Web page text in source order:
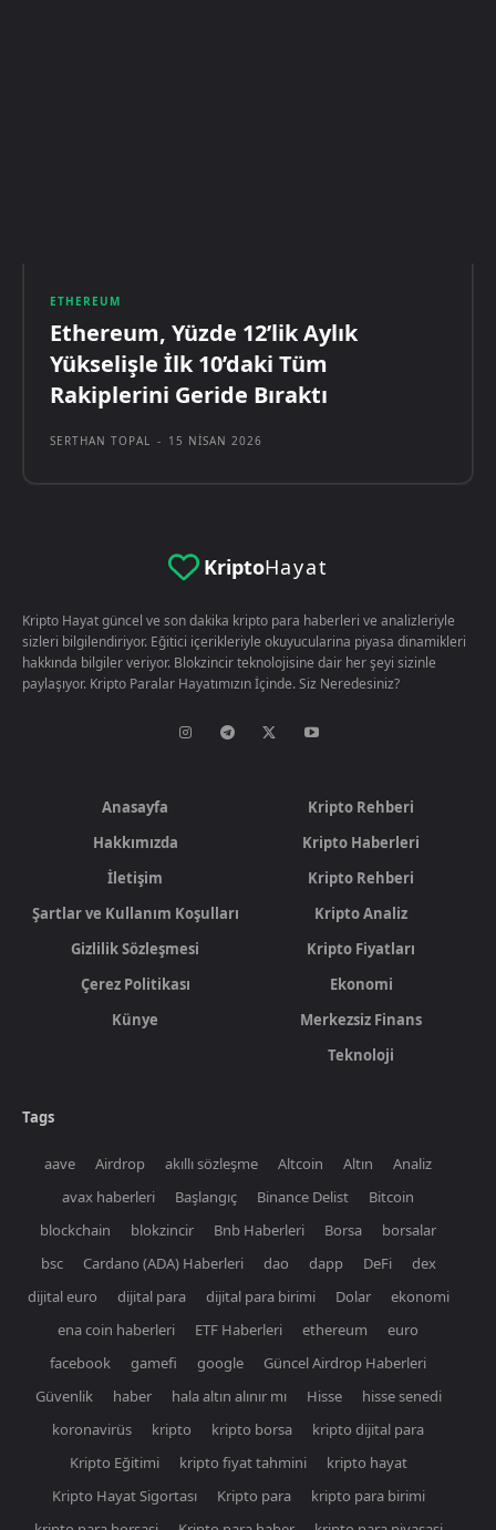
ETHEREUM
Ethereum, Yüzde 12’lik Aylık
Yükselişle İlk 10’daki Tüm
Rakiplerini Geride Bıraktı
SERTHAN TOPAL - 15 NISAN 2026
KriptoHayat
Kripto Hayat güncel ve son dakika kripto para haberleri ve analizleriyle
sizleri bilgilendiriyor. Eğitici içerikleriyle okuyucularina piyasa dinamikleri
hakkında bilgiler veriyor. Blokzincir teknolojisine dair her şeyi sizinle
paylaşıyor. Kripto Paralar Hayatımızın İçinde. Siz Neredesiniz?
Anasayfa
Hakkımızda
İletişim
Şartlar ve Kullanım Koşulları
Gizlilik Sözleşmesi
Çerez Politikası
Künye
Kripto Rehberi
Kripto Haberleri
Kripto Rehberi
Kripto Analiz
Kripto Fiyatları
Ekonomi
Merkezsiz Finans
Teknoloji
Tags
aave Airdrop akıllı sözleşme Altcoin Altın
Analiz
avax haberleri
Başlangıç Binance Delist
Bitcoin
blockchain
blokzincir Bnb Haberleri Borsa
borsalar
bsc
Cardano (ADA) Haberleri dao dapp DeFi
dex
dijital euro
dijital para dijital para birimi Dolar
ekonomi
ena coin haberleri
ETF Haberleri ethereum
euro
facebook
gamefi google
Güncel Airdrop Haberleri
Güvenlik
haber hala altın alınır mı Hisse
hisse senedi
koronavirüs
kripto kripto borsa
kripto dijital para
Kripto Eğitimi
kripto fiyat tahmini
kripto hayat
Kripto Hayat Sigortası
Kripto para
kripto para birimi